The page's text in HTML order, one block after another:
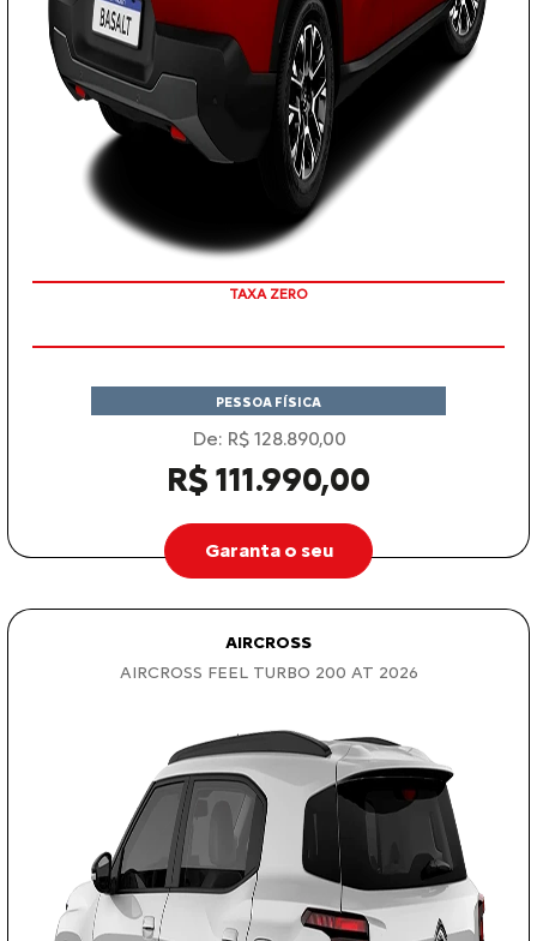
PESSOA FÍSICA
De: R$ 128.890,00
R$ 111.990,00
Garanta o seu
AIRCROSS
AIRCROSS FEEL TURBO 200 AT 2026